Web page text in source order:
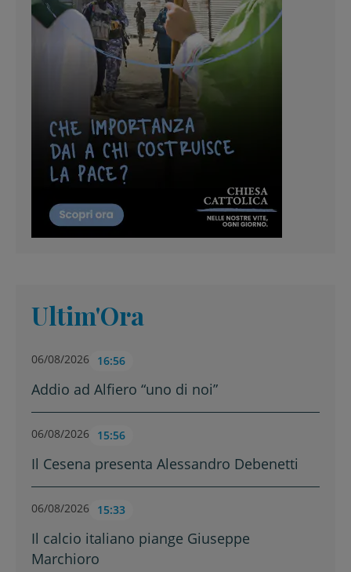
Ultim'Ora
06/08/2026 16:56
Addio ad Alfiero “uno di noi”
06/08/2026 15:56
Il Cesena presenta Alessandro Debenetti
06/08/2026 15:33
Il calcio italiano piange Giuseppe
Marchioro